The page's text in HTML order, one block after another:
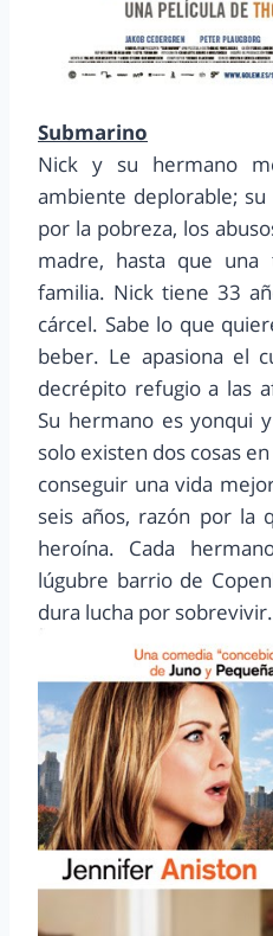
Submarino
Nick y su hermano
ambiente deplorable; su
por la pobreza, los
madre, hasta que una
familia. Nick tiene 33
cárcel. Sabe lo que
beber. Le apasiona el
decrépito refugio a las
Su hermano es yonqui
solo existen dos cosas
conseguir una vida
seis años, razón por la
heroína. Cada
lúgubre barrio de
dura lucha por sobrevivir.